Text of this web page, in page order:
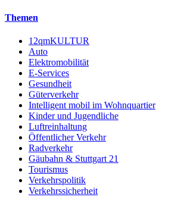
Themen
12qmKULTUR
Auto
Elektromobilität
E-Services
Gesundheit
Güterverkehr
Intelligent mobil im Wohnquartier
Kinder und Jugendliche
Luftreinhaltung
Öffentlicher Verkehr
Radverkehr
Gäubahn & Stuttgart 21
Tourismus
Verkehrspolitik
Verkehrssicherheit